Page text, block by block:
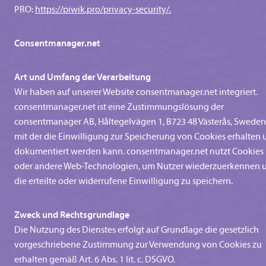
PRO: https://piwik.pro/privacy-security/.
Consentmanager.net
Art und Umfang der Verarbeitung
Wir haben auf unserer Website consentmanager.net integriert.
consentmanager.net ist eine Zustimmungslösung der
consentmanager AB, Håltegelvägen 1, B723 48 Västerås,
mit der die Einwilligung zur Speicherung von Cookies erhalten
dokumentiert werden kann. consentmanager.net nutzt Cookies
oder andere Web-Technologien, um Nutzer wiederzuerkennen
die erteilte oder widerrufene Einwilligung zu speichern.
Zweck und Rechtsgrundlage
Die Nutzung des Dienstes erfolgt auf Grundlage die gesetzlich
vorgeschriebene Zustimmung zur Verwendung von Cookies zu
erhalten gemäß Art. 6 Abs. 1 lit. c. DSGVO.